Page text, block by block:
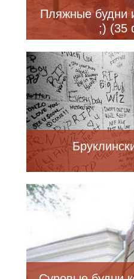
Пляжные будни
;) (35